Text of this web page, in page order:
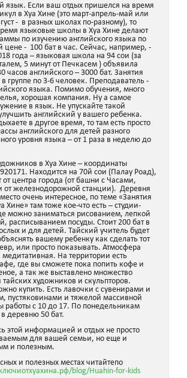
язык. Если ваш отдых пришелся на время
в Хуа Хине (это март-апрель-май или
- в разных школах по-разному), то
языковые школы в Хуа Хине делают
по изучению английского языка по
цене - 100 бат в час. Сейчас, например, -
года – языковая школа на 94 сои (за
5 минут от Печкасем ) объявила
часов английского – 3000 бат. Занятия
группе по 3-6 человек. Преподаватель -
языка. Помимо обучения, много
хорошая компания. Ну а самое
в язык. Не упускайте такой
английский у вашего ребенка.
в другое время, то там есть просто
английского для детей разного
уровня языка – от 1 раза в неделю до
в Хуа Хине – координаты
Находится на 70й сои (Палау Роад),
от центра города (от башни с Часами,
от железнодорожной станции). Деревня
очень интересное, по теме «Занятия
Хине» там тоже кое-что есть – студии-
можно заниматься рисованием, лепкой
расписыванием посуды. Стоит 200 бат в
и для детей. Тайский учитель будет
вашему ребенку как сделать тот
или просто показывать. Атмосфера
медитативная. На территории есть
где вы сможете пока попить кофе и
а так же выставлено множество
художников и скульпторов.
купить. Есть лавочки с сувенирами и
пустяковинами и тяжелой массивной
работы с 10 до 17. По понедельникам
деревню 50 бат.
этой информацией и отдых не просто
для вашей семьи, но еще и
и полезным.
и полезных местах читайтепо
blog/Huahin-for-kids